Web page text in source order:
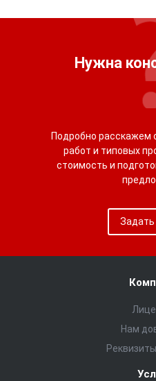
Нужна
Подробно расскажем
работ и типовых
стоимость и
Задать
Нам